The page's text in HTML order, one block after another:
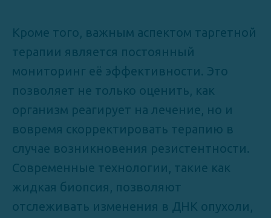
Кроме того, важным аспектом таргетной
терапии является постоянный
мониторинг её эффективности. Это
позволяет не только оценить, как
организм реагирует на лечение, но и
вовремя скорректировать терапию в
случае возникновения резистентности.
Современные технологии, такие как
жидкая биопсия, позволяют
отслеживать изменения в ДНК опухоли,